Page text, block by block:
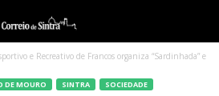
e Recreativo de Francos organiza “Sardinhada” e
DE MOURO SINTRA SOCIEDADE